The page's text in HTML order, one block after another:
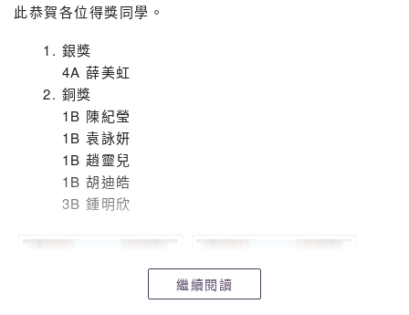
此恭賀各位得獎同學。
銀獎
4A 薛美虹
銅獎
1B 陳紀瑩
1B 袁詠妍
1B 趙靈兒
1B 胡迪皓
3B 鍾明欣
繼續閱讀